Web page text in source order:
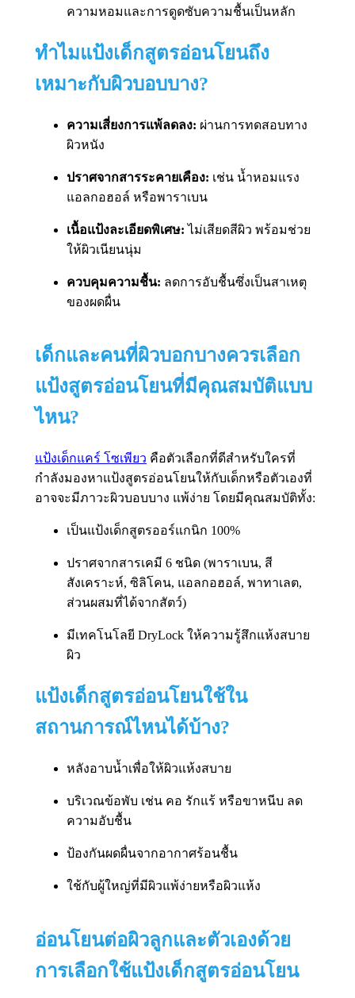
ความหอมและการดูดซับความชื้นเป็นหลัก
ทำไมแป้งเด็กสูตรอ่อนโยนถึง
เหมาะกับผิวบอบบาง?
ความเสี่ยงการแพ้ลดลง: ผ่านการทดสอบทาง
ผิวหนัง
ปราศจากสารระคายเคือง: เช่น น้ำหอมแรง
แอลกอฮอล์ หรือพาราเบน
เนื้อแป้งละเอียดพิเศษ: ไม่เสียดสีผิว พร้อมช่วย
ให้ผิวเนียนนุ่ม
ควบคุมความชื้น: ลดการอับชื้นซึ่งเป็นสาเหตุ
ของผดผื่น
เด็กและคนที่ผิวบอกบางควรเลือก
แป้งสูตรอ่อนโยนที่มีคุณสมบัติแบบ
ไหน?
แป้งเด็กแคร์ โซเพียว คือตัวเลือกที่ดีสำหรับใครที่
กำลังมองหาแป้งสูตรอ่อนโยนให้กับเด็กหรือตัวเองที่
อาจจะมีภาวะผิวบอบบาง แพ้ง่าย โดยมีคุณสมบัติทั้ง:
เป็นแป้งเด็กสูตรออร์แกนิก 100%
ปราศจากสารเคมี 6 ชนิด (พาราเบน, สี
สังเคราะห์, ซิลิโคน, แอลกอฮอล์, พาทาเลต,
ส่วนผสมที่ได้จากสัตว์)
มีเทคโนโลยี DryLock ให้ความรู้สึกแห้งสบาย
ผิว
แป้งเด็กสูตรอ่อนโยนใช้ใน
สถานการณ์ไหนได้บ้าง?
หลังอาบน้ำเพื่อให้ผิวแห้งสบาย
บริเวณข้อพับ เช่น คอ รักแร้ หรือขาหนีบ ลด
ความอับชื้น
ป้องกันผดผื่นจากอากาศร้อนชื้น
ใช้กับผู้ใหญ่ที่มีผิวแพ้ง่ายหรือผิวแห้ง
อ่อนโยนต่อผิวลูกและตัวเองด้วย
การเลือกใช้แป้งเด็กสูตรอ่อนโยน